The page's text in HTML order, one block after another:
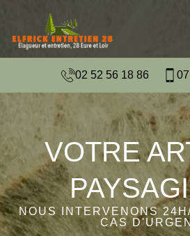
02 52 56 18 86
VOTRE
NOUS INTERVENONS
CAS